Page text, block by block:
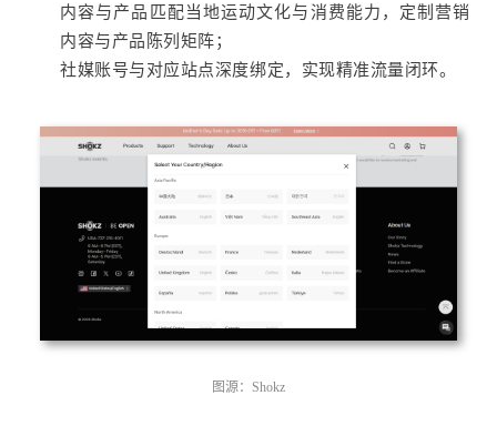
内容与产品匹配当地运动文化与消费能力，定制营销
内容与产品陈列矩阵；
社媒账号与对应站点深度绑定，实现精准流量闭环。
图源：Shokz